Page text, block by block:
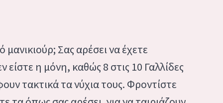
ΠΡΟΪΌΝΤΑ ΜΑΣ
Σας αρέσει να έχετε
είστε η μόνη, καθώς 8 στις 10 Γαλλίδες
τακτικά τα νύχια τους. Φροντίστε